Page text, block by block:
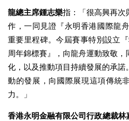
龍總主席鍾志樂指：「很高興再次
作，一同見證『永明香港國際龍
重要里程碑。今屆賽事特別設立
周年錦標賽』，向龍舟運動致敬
化，以及推動項目持續發展的承諾
動的發展，向國際展現這項傳統
力。」
香港永明金融有限公司行政總裁林